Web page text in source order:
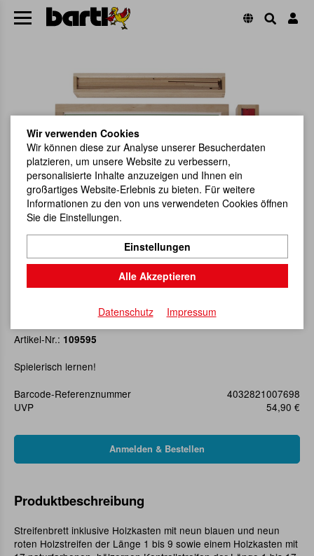
Streifenbrett zur Subtraktion
Artikel-Nr.: 109595
Spielerisch lernen!
Barcode-Referenznummer
4032821007698
UVP
54,90 €
Produktbeschreibung
Streifenbrett inklusive Holzkasten mit neun blauen und neun
roten Holzstreifen der Länge 1 bis 9 sowie einem Holzkasten mit
Wir verwenden Cookies
Wir können diese zur Analyse unserer Besucherdaten
platzieren, um unsere Website zu verbessern,
personalisierte Inhalte anzuzeigen und Ihnen ein
großartiges Website-Erlebnis zu bieten. Für weitere
Informationen zu den von uns verwendeten Cookies öffnen
Sie die Einstellungen.
Einstellungen
Alle Akzeptieren
Datenschutz Impressum